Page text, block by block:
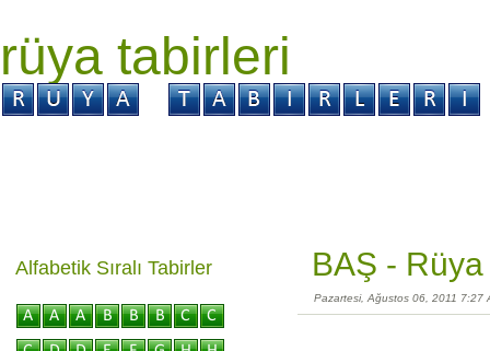
rüya tabirleri
BAŞ -
Pazartesi, Ağustos 06, 2011 7:27
Alfabetik Sıralı Tabirler